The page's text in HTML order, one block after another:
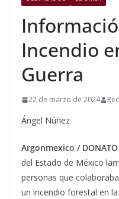
Incendio
Guerra
22 de marzo de 2024
Ángel Núñez
Argonmexico / DONATO
del Estado de México
personas que
un incendio forestal en